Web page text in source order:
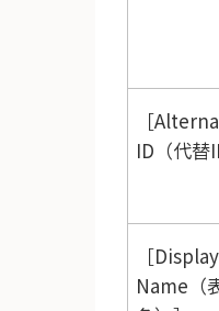
ID（代替
Display
Name（